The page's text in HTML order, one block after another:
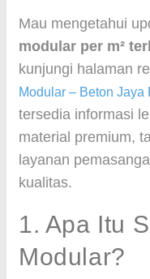
Mau mengetahui
modular per m²
kunjungi halaman
Modular – Beton Jaya
tersedia informasi
material premium,
layanan
kualitas.
1. Apa Itu
Modular?